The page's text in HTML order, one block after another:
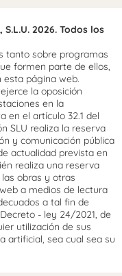
2026. Todos los
tanto sobre programas
formen parte de ellos,
esta página web.
la oposición
en la
en el artículo 32.1 del
SLU realiza la reserva
y comunicación pública
actualidad prevista en
realiza una reserva
obras y otras
a medios de lectura
a tal fin de
- ley 24/2021, de
utilización de sus
artificial, sea cual sea su